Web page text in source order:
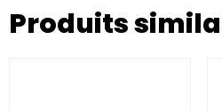
Produits